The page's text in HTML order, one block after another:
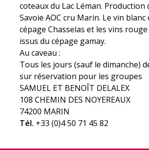
coteaux du Lac Léman. Production
Savoie AOC cru Marin. Le vin blanc
cépage Chasselas et les vins
issus du cépage gamay.
Au caveau :
Tous les jours (sauf le dimanche)
sur réservation pour les groupes
SAMUEL ET BENOÎT DELALEX
108 CHEMIN DES NOYEREAUX
74200 MARIN
Tél. +33 (0)4 50 71 45 82